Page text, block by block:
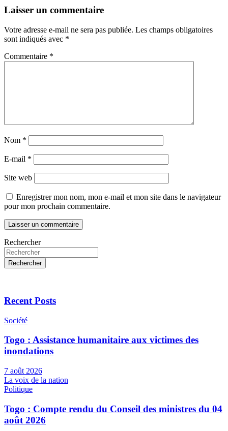
Laisser un commentaire
Votre adresse e-mail ne sera pas publiée. Les champs obligatoires
sont indiqués avec *
Commentaire *
Nom *
E-mail *
Site web
Enregistrer mon nom, mon e-mail et mon site dans le navigateur
pour mon prochain commentaire.
Rechercher
Rechercher
Recent Posts
Société
Togo : Assistance humanitaire aux victimes des
inondations
7 août 2026
La voix de la nation
Politique
Togo : Compte rendu du Conseil des ministres du 04
août 2026